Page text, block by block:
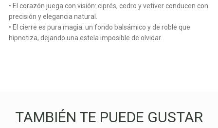
• El corazón juega con visión: ciprés, cedro y vetiver conducen con
precisión y elegancia natural.
• El cierre es pura magia: un fondo balsámico y de roble que
hipnotiza, dejando una estela imposible de olvidar.
TAMBIÉN TE PUEDE GUSTAR